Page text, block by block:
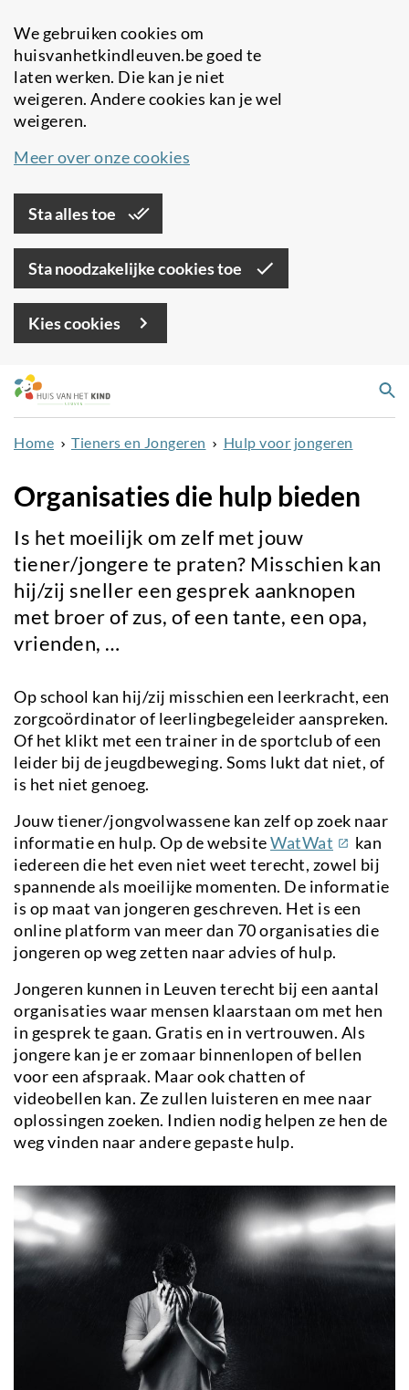
We gebruiken cookies om
huisvanhetkindleuven.be goed te
laten werken. Die kan je niet
weigeren. Andere cookies kan je wel
weigeren.
Meer over onze cookies
Sta alles toe
Sta noodzakelijke cookies toe
Kies cookies
Overslaan
en
naar
de
gaan
Home Tieners en Jongeren Hulp voor jongeren
Organisaties die hulp bieden
Is het moeilijk om zelf met jouw
tiener/jongere te praten? Misschien kan
hij/zij sneller een gesprek aanknopen
met broer of zus, of een tante, een opa,
vrienden, …
Op school kan hij/zij misschien een leerkracht, een
zorgcoördinator of leerlingbegeleider aanspreken.
Of het klikt met een trainer in de sportclub of een
leider bij de jeugdbeweging. Soms lukt dat niet, of
is het niet genoeg.
Jouw tiener/jongvolwassene kan zelf op zoek naar
informatie en hulp. Op de websiteWatWat (externe
link)
kan
iedereen die het even niet weet terecht, zowel bij
spannende als moeilijke momenten. De informatie
is op maat van jongeren geschreven. Het is een
online platform van meer dan 70 organisaties die
jongeren op weg zetten naar advies of hulp.
Jongeren kunnen in Leuven terecht bij een aantal
organisaties waar mensen klaarstaan om met hen
in gesprek te gaan. Gratis en in vertrouwen. Als
jongere kan je er zomaar binnenlopen of bellen
voor een afspraak. Maar ook chatten of
videobellen kan. Ze zullen luisteren en mee naar
oplossingen zoeken. Indien nodig helpen ze hen de
weg vinden naar andere gepaste hulp.